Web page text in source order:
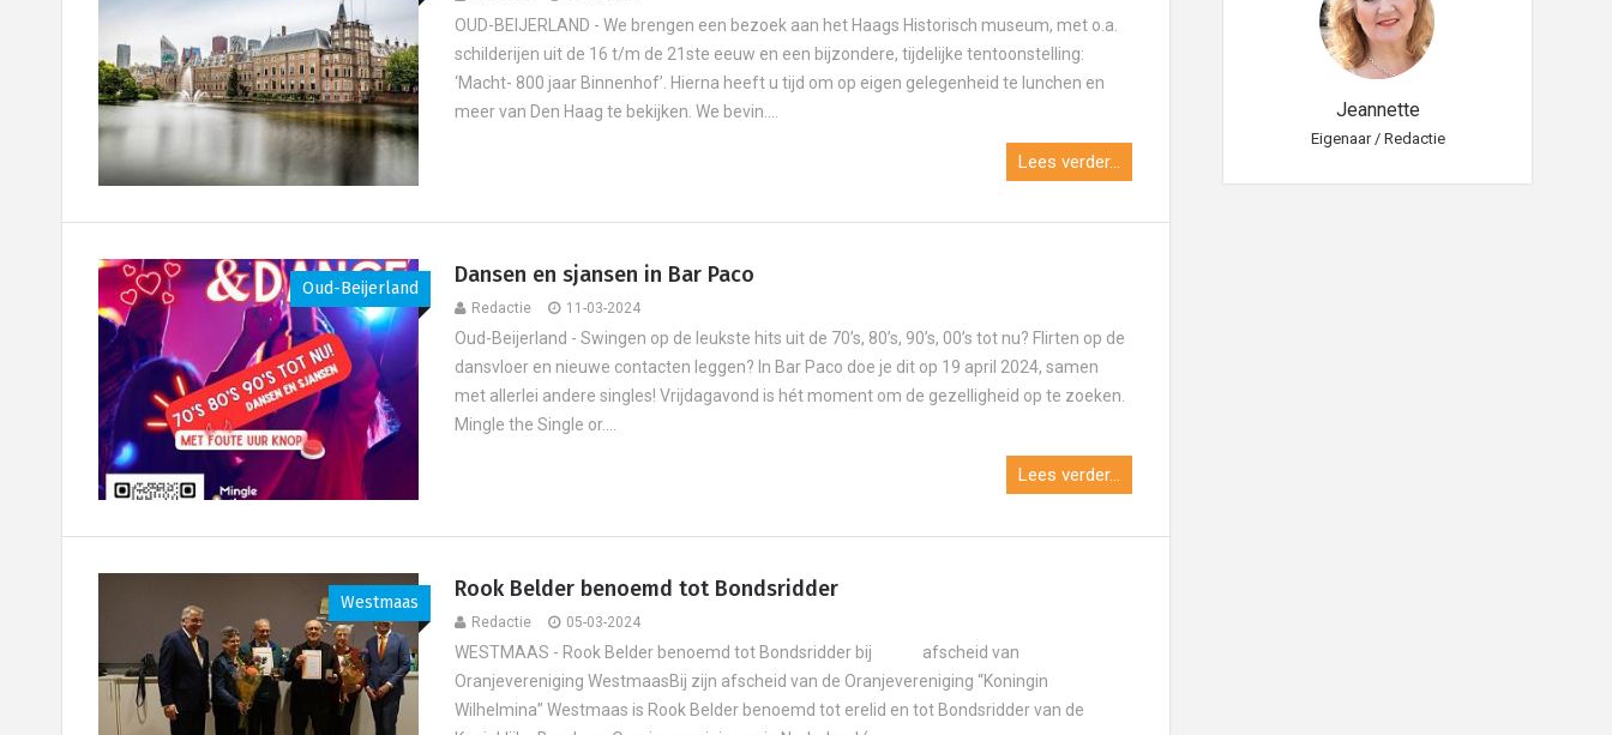
OUD-BEIJERLAND - We brengen een bezoek aan het Haags Historisch museum, met o.a.
schilderijen uit de 16 t/m de 21ste eeuw en een bijzondere, tijdelijke tentoonstelling:
‘Macht- 800 jaar Binnenhof’. Hierna heeft u tijd om op eigen gelegenheid te lunchen en
meer van Den Haag te bekijken. We bevin....
Lees verder...
Oud-Beijerland
Dansen en sjansen in Bar Paco
Redactie 11-03-2024
Oud-Beijerland - Swingen op de leukste hits uit de 70’s, 80’s, 90’s, 00’s tot nu? Flirten op de
dansvloer en nieuwe contacten leggen? In Bar Paco doe je dit op 19 april 2024, samen
met allerlei andere singles! Vrijdagavond is hét moment om de gezelligheid op te zoeken.
Mingle the Single or....
Lees verder...
Westmaas
Rook Belder benoemd tot Bondsridder
Redactie 05-03-2024
WESTMAAS - Rook Belder benoemd tot Bondsridder bij afscheid van
Oranjevereniging WestmaasBij zijn afscheid van de Oranjevereniging “Koningin
Wilhelmina” Westmaas is Rook Belder benoemd tot erelid en tot Bondsridder van de
Jeannette
Eigenaar / Redactie